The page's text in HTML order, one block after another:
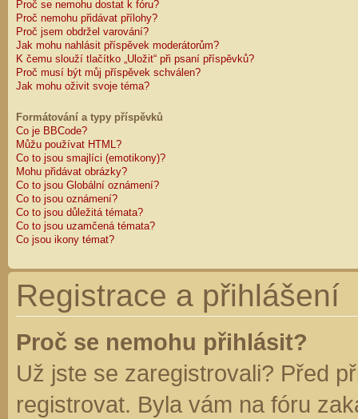
Proč se nemohu dostat k fóru?
Proč nemohu přidávat přílohy?
Proč jsem obdržel varování?
Jak mohu nahlásit příspěvek moderátorům?
K čemu slouží tlačítko „Uložit“ při psaní příspěvků?
Proč musí být můj příspěvek schválen?
Jak mohu oživit svoje téma?
Formátování a typy příspěvků
Co je BBCode?
Můžu používat HTML?
Co to jsou smajlíci (emotikony)?
Mohu přidávat obrázky?
Co to jsou Globální oznámení?
Co to jsou oznámení?
Co to jsou důležitá témata?
Co to jsou uzamčená témata?
Co jsou ikony témat?
Registrace a přihlášení
Proč se nemohu přihlásit?
Už jste se zaregistrovali? Před
registrovat. Byla vám na fóru